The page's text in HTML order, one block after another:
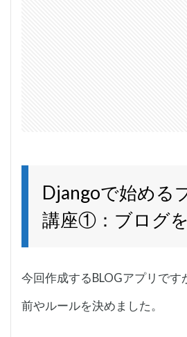
Djangoで始める
講座①：ブログを
今回作成するBLOGアプリです
前やルールを決めました。